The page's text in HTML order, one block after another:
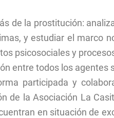
de la prostitución:
y estudiar el marco
psicosociales y
entre todos los agentes
participada y
de la Asociación La
en situación de